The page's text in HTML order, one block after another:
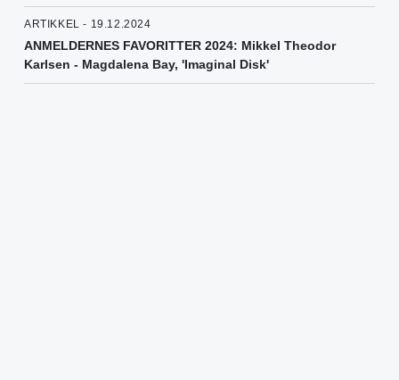
ARTIKKEL - 19.12.2024
ANMELDERNES FAVORITTER 2024: Mikkel Theodor
Karlsen - Magdalena Bay, 'Imaginal Disk'